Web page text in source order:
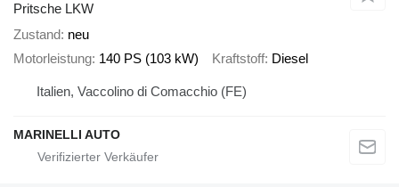
Pritsche LKW
Zustand neu
Motorleistung 140 PS (103 kW) Kraftstoff Diesel
Italien, Vaccolino di Comacchio (FE)
MARINELLI AUTO